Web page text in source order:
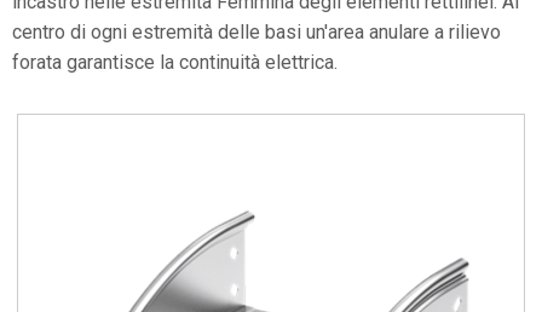
centro di ogni estremità delle basi un'area anulare a rilievo
forata garantisce la continuità elettrica.